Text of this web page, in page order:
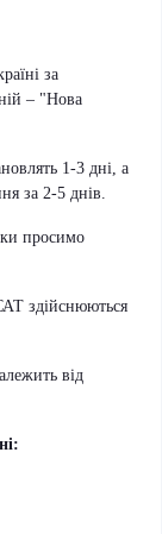
за
– "Нова
1-3 дні, а
за 2-5 днів.
просимо
здійснюються
від